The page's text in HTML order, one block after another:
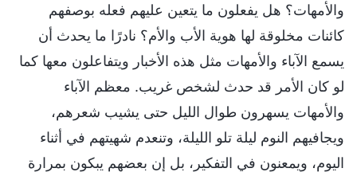
والأمهات؟ هل يفعلون ما يتعين عليهم فعله بوصفهم
كائنات مخلوقة لها هوية الأب والأم؟ نادرًا ما يحدث أن
يسمع الآباء والأمهات مثل هذه الأخبار ويتفاعلون معها كما
لو كان الأمر قد حدث لشخص غريب. معظم الآباء
والأمهات يسهرون طوال الليل حتى يشيب شعرهم،
ويجافيهم النوم ليلة تلو الليلة، وتنعدم شهيتهم في أثناء
اليوم، ويمعنون في التفكير، بل إن بعضهم يبكون بمرارة